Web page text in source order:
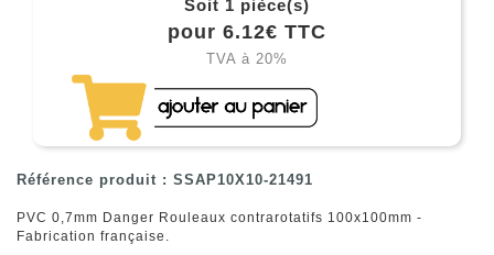
Soit 1 pièce(s)
pour 6.12€ TTC
TVA à 20%
Référence produit : SSAP10X10-21491
PVC 0,7mm Danger Rouleaux contrarotatifs 100x100mm -
Fabrication française.